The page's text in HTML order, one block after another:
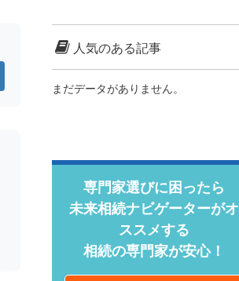
人気のある記事
まだデータがありません。
専門家選びに困ったら
未来相続ナビゲーターがオ
ススメする
相続の専門家が安心！